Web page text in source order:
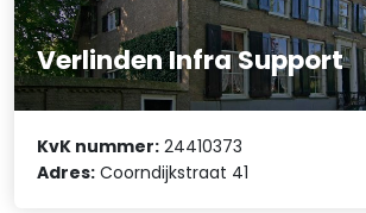
Verlinden Infra Support
KvK nummer: 24410373
Adres: Coorndijkstraat 41